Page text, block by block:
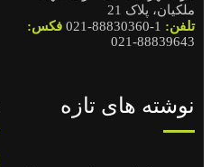
ملکیان، پلاک 21
تلفن:
فکس:
88839643-021
نوشته های تازه